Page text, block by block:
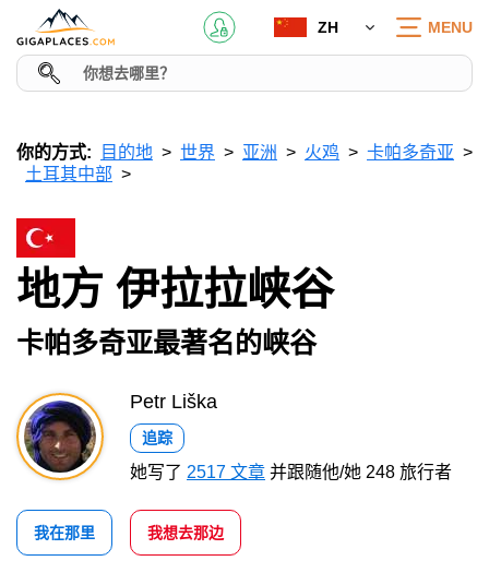
ZH MENU
你的方式: 目的地 世界 亚洲 火鸡
卡帕多奇亚
土耳其中部
地方 伊拉拉峡谷
卡帕多奇亚最著名的峡谷
Petr Liška
追踪
她写了 2517 文章 并跟随他/她 248 旅行者
我在那里 我想去那边